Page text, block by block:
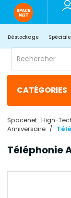
Déstockage
CATÉGORIES
Spacenet : High-
Anniversaire
Téléphonie